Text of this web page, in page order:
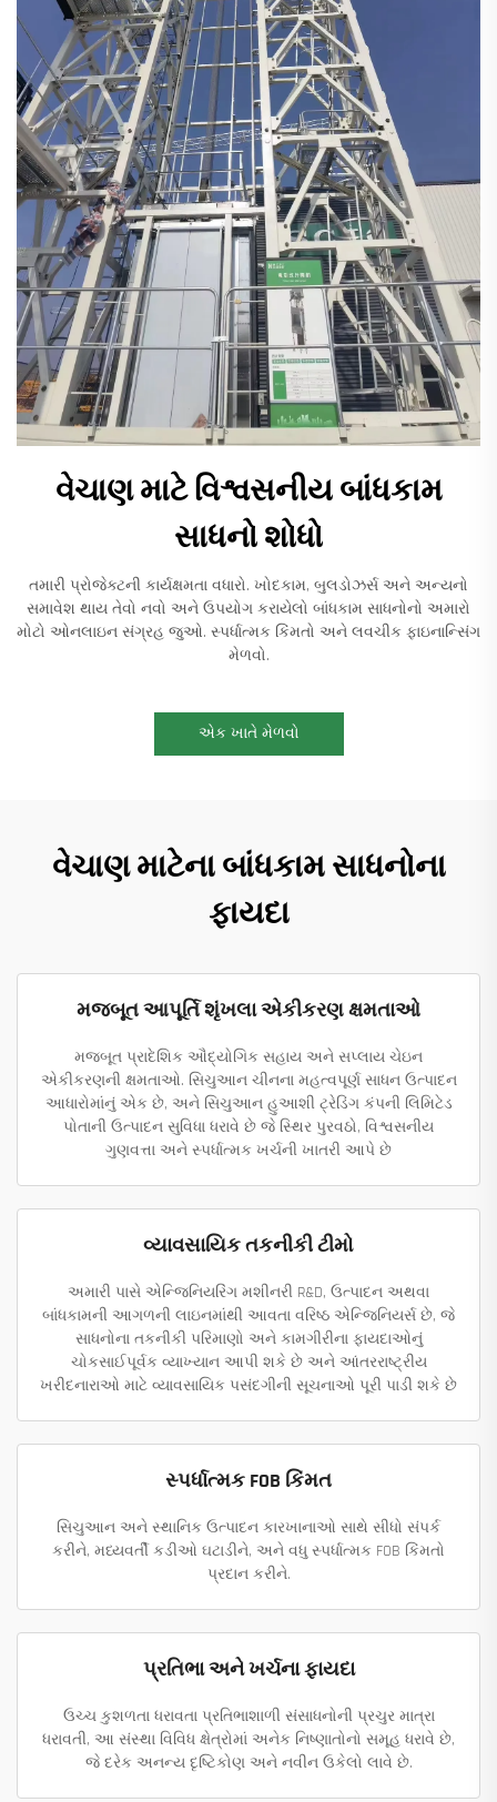
વેચાણ માટે વિશ્વસનીય બાંધકામ
સાધનો શોધો
તમારી પ્રોજેક્ટની કાર્યક્ષમતા વધારો. ખોદકામ, બુલડોઝર્સ અને અન્યનો
સમાવેશ થાય તેવો નવો અને ઉપયોગ કરાયેલો બાંધકામ સાધનોનો અમારો
મોટો ઓનલાઇન સંગ્રહ જુઓ. સ્પર્ધાત્મક કિંમતો અને લવચીક ફાઇનાન્સિંગ
મેળવો.
એક ખાતે મેળવો
વેચાણ માટેના બાંધકામ સાધનોના
ફાયદા
મજબૂત આપૂર્તિ શૃંખલા એકીકરણ ક્ષમતાઓ
મજબૂત પ્રાદેશિક ઔદ્યોગિક સહાય અને સપ્લાય ચેઇન
એકીકરણની ક્ષમતાઓ. સિચુઆન ચીનના મહત્વપૂર્ણ સાધન ઉત્પાદન
આધારોમાંનું એક છે, અને સિચુઆન હુઆશી ટ્રેડિંગ કંપની લિમિટેડ
પોતાની ઉત્પાદન સુવિધા ધરાવે છે જે સ્થિર પુરવઠો, વિશ્વસનીય
ગુણવત્તા અને સ્પર્ધાત્મક ખર્ચની ખાતરી આપે છે
વ્યાવસાયિક તકનીકી ટીમો
અમારી પાસે એન્જિનિયરિંગ મશીનરી R&D, ઉત્પાદન અથવા
બાંધકામની આગળની લાઇનમાંથી આવતા વરિષ્ઠ એન્જિનિયર્સ છે, જે
સાધનોના તકનીકી પરિમાણો અને કામગીરીના ફાયદાઓનું
ચોકસાઈપૂર્વક વ્યાખ્યાન આપી શકે છે અને આંતરરાષ્ટ્રીય
ખરીદનારાઓ માટે વ્યાવસાયિક પસંદગીની સૂચનાઓ પૂરી પાડી શકે છે
સ્પર્ધાત્મક FOB કિંમત
સિચુઆન અને સ્થાનિક ઉત્પાદન કારખાનાઓ સાથે સીધો સંપર્ક
કરીને, મધ્યવર્તી કડીઓ ઘટાડીને, અને વધુ સ્પર્ધાત્મક FOB કિંમતો
પ્રદાન કરીને.
પ્રતિભા અને ખર્ચના ફાયદા
ઉચ્ચ કુશળતા ધરાવતા પ્રતિભાશાળી સંસાધનોની પ્રચુર માત્રા
ધરાવતી, આ સંસ્થા વિવિધ ક્ષેત્રોમાં અનેક નિષ્ણાતોનો સમૂહ ધરાવે છે,
જે દરેક અનન્ય દૃષ્ટિકોણ અને નવીન ઉકેલો લાવે છે.